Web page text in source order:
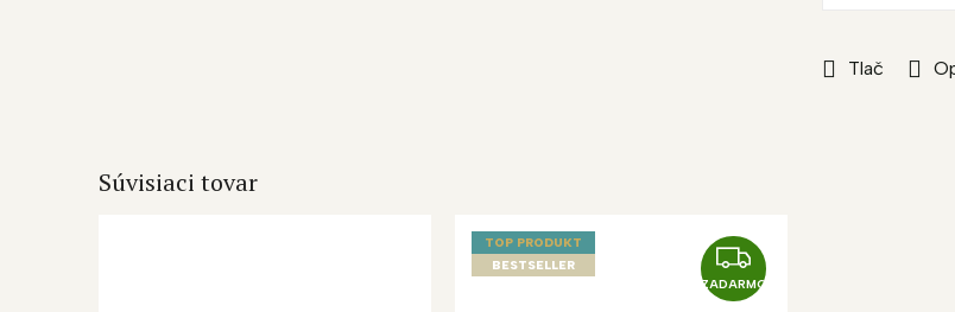
Tlač
Súvisiaci tovar
TOP PRODUKT
BESTSELLER
Z
A
ZADARMO